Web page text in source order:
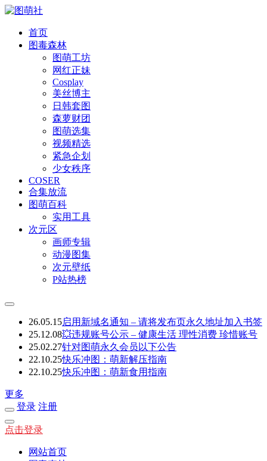
首页
图毒森林
图萌工坊
网红正妹
Cosplay
美丝博主
日韩套图
森萝财团
图萌选集
视频精选
紧急企划
少女秩序
COSER
合集放流
图萌百科
实用工具
次元区
画师专辑
动漫图集
次元壁纸
P站热榜
26.05.15启用新域名通知 – 请将发布页永久地址加入书签
25.12.08💥违规账号公示 – 健康生活 理性消费 珍惜账号
25.02.27针对图萌永久会员以下公告
22.10.25快乐冲图：萌新解压指南
22.10.25快乐冲图：萌新食用指南
更多
登录 注册
点击登录
网站首页